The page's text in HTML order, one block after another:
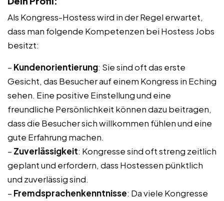
Als Kongress-Hostess wird in der Regel erwartet,
dass man folgende Kompetenzen bei Hostess Jobs
besitzt:
– Kundenorientierung: Sie sind oft das erste
Gesicht, das Besucher auf einem Kongress in Eching
sehen. Eine positive Einstellung und eine
freundliche Persönlichkeit können dazu beitragen,
dass die Besucher sich willkommen fühlen und eine
gute Erfahrung machen.
– Zuverlässigkeit: Kongresse sind oft streng zeitlich
geplant und erfordern, dass Hostessen pünktlich
und zuverlässig sind.
– Fremdsprachenkenntnisse: Da viele Kongresse